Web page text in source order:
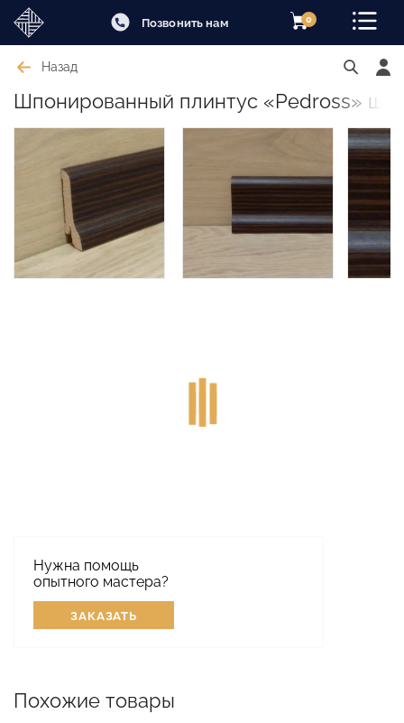
Позвонить нам 0
Назад
Шпонированный плинтус «Pedross»
Нужна помощь
опытного мастера?
ЗАКАЗАТЬ
Похожие товары